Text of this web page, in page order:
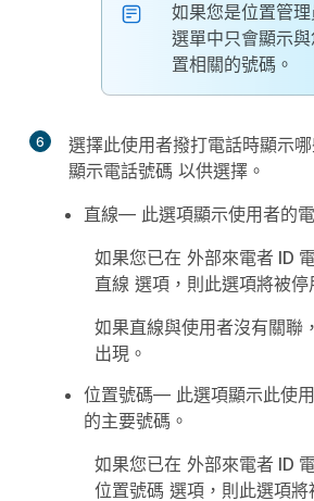
如果您是位置管
選單中只會顯示
置相關的號碼。
6 選擇此使用者撥打電話時顯示
顯示電話號碼 以供選擇。
直線— 此選項顯示使用者的電
如果您已在 外部來電者 ID
直線 選項，則此選項將被停
如果直線與使用者沒有關聯
出現。
位置號碼— 此選項顯示此使
的主要號碼。
如果您已在 外部來電者 ID
位置號碼 選項，則此選項將